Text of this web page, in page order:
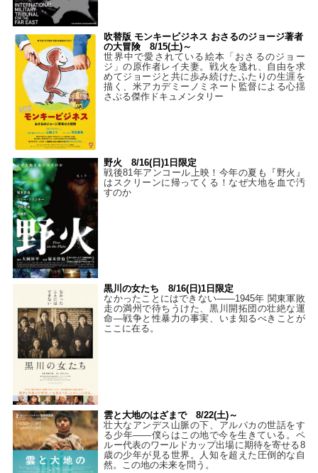
吹替版 モンキービジネス おさるのジョージ著者
の大冒険 8/15(土)～
世界中で愛されている絵本「おさるのジョー
ジ」の原作者レイ夫妻。戦火を逃れ、自由を求
めてジョージと共に歩み続けたふたりの生涯を
描く、米アカデミーノミネート監督による心揺
さぶる傑作ドキュメンタリー
野火 8/16(日)1日限定
戦後81年アンコール上映！今年の夏も『野火』
はスクリーンに帰ってくる！なぜ大地を血で汚
すのか
黒川の女たち 8/16(日)1日限定
なかったことにはできない——1945年 関東軍敗
走の満州で待ちうけた、黒川開拓団の壮絶な運
命―戦争と性暴力の事実、いま知るべきことが
ここに在る。
雲と大地のはざまで 8/22(土)～
壮大なアンデス山脈の下、アルパカの世話をす
る少年――僕らはこの地で今を生きている。ペ
ルー代表のワールドカップ出場に期待を寄せる8
歳の少年が見る世界。人知を超えた圧倒的な自
然。この地の未来を問う。